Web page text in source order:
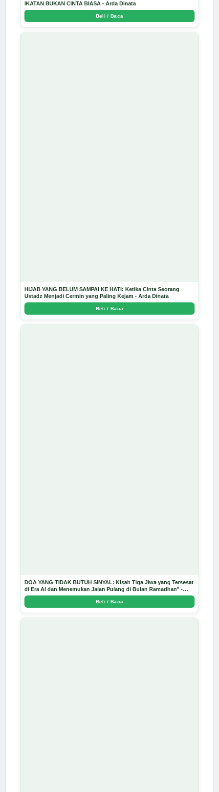
IKATAN BUKAN CINTA BIASA - Arda Dinata
Beli / Baca
HIJAB YANG BELUM SAMPAI KE HATI: Ketika Cinta Seorang
Ustadz Menjadi Cermin yang Paling Kejam - Arda Dinata
Beli / Baca
DOA YANG TIDAK BUTUH SINYAL: Kisah Tiga Jiwa yang Tersesat
di Era AI dan Menemukan Jalan Pulang di Bulan Ramadhan" -
Arda Dinata
Beli / Baca